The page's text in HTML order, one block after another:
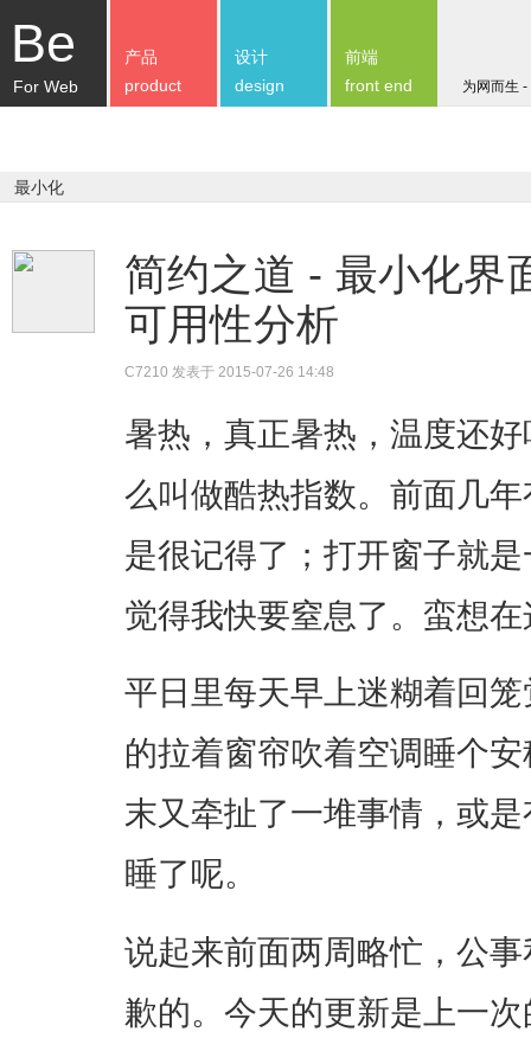
Be
For Web 为网而生
产品
product
设计
design
前端
front end
最小化
简约之道 - 最小化界
可用性分析
C7210 发表于 2015-07-26 14:48
暑热，真正暑热，温度还
么叫做酷热指数。前面几
是很记得了；打开窗子就
觉得我快要窒息了。蛮想
平日里每天早上迷糊着回
的拉着窗帘吹着空调睡个
末又牵扯了一堆事情，或
睡了呢。
说起来前面两周略忙，公
歉的。今天的更新是上一